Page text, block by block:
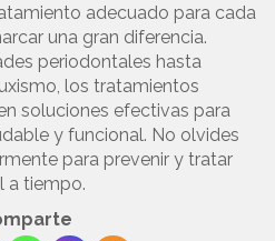
adecuado para cada
una gran diferencia.
periodontales hasta
los tratamientos
soluciones efectivas para
y funcional. No olvides
para prevenir y tratar
a tiempo.